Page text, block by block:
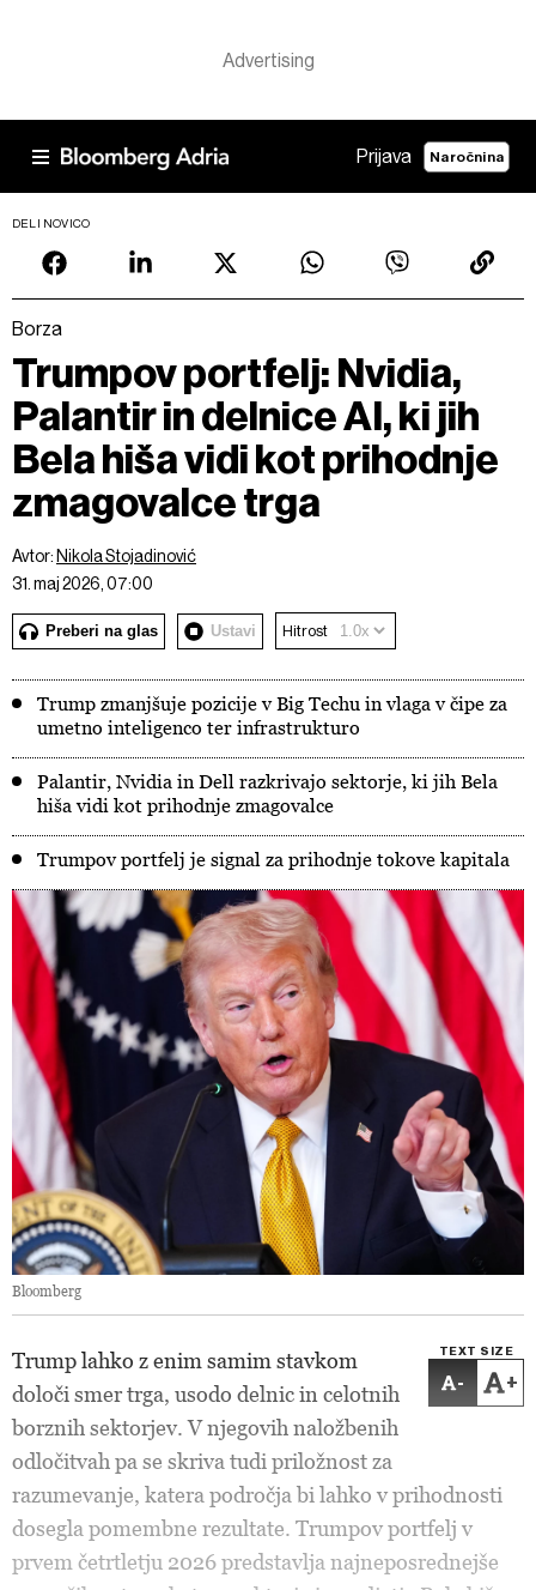
Prijava Naročnina
DELI NOVICO
Borza
Trumpov portfelj: Nvidia,
Palantir in delnice AI, ki jih
Bela hiša vidi kot prihodnje
zmagovalce trga
Avtor: Nikola Stojadinović
31. maj 2026, 07:00
Preberi na glas Ustavi Hitrost
Trump zmanjšuje pozicije v Big Techu in vlaga v čipe za
umetno inteligenco ter infrastrukturo
Palantir, Nvidia in Dell razkrivajo sektorje, ki jih Bela
hiša vidi kot prihodnje zmagovalce
Trumpov portfelj je signal za prihodnje tokove kapitala
Bloomberg
TEXT SIZE
- +
Trump lahko z enim samim stavkom
določi smer trga, usodo delnic in celotnih
borznih sektorjev. V njegovih naložbenih
odločitvah pa se skriva tudi priložnost za
razumevanje, katera področja bi lahko v prihodnosti
dosegla pomembne rezultate. Trumpov portfelj v
prvem četrtletju 2026 predstavlja najneposrednejše